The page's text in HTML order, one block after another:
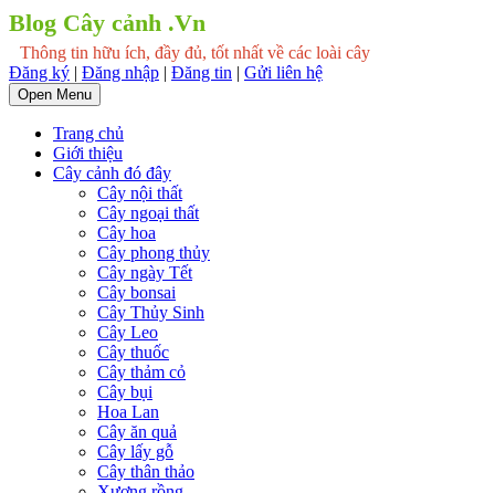
Blog Cây cảnh .Vn
Thông tin hữu ích, đầy đủ, tốt nhất về các loài cây
Đăng ký | Đăng nhập | Đăng tin | Gửi liên hệ
Open Menu
Trang chủ
Giới thiệu
Cây cảnh đó đây
Cây nội thất
Cây ngoại thất
Cây hoa
Cây phong thủy
Cây ngày Tết
Cây bonsai
Cây Thủy Sinh
Cây Leo
Cây thuốc
Cây thảm cỏ
Cây bụi
Hoa Lan
Cây ăn quả
Cây lấy gỗ
Cây thân thảo